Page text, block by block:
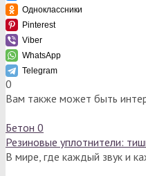
Одноклассники
Pinterest
Viber
WhatsApp
Telegram
0
Вам также может быть
Бетон 0
Резиновые уплотнители:
В мире, где каждый звук и